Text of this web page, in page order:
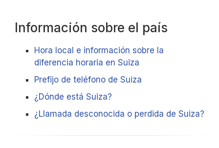
Información sobre el país
Hora local e información sobre la
diferencia horaria en Suiza
Prefijo de teléfono de Suiza
¿Dónde está Suiza?
¿Llamada desconocida o perdida de Suiza?